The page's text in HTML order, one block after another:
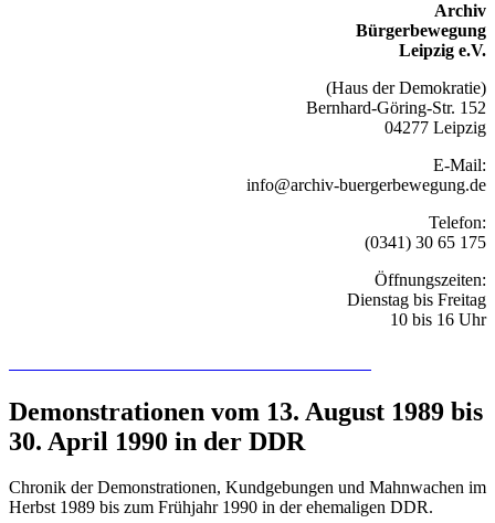
Archiv
Bürgerbewegung
Leipzig e.V.
(Haus der Demokratie)
Bernhard-Göring-Str. 152
04277 Leipzig
E-Mail:
info@archiv-buergerbewegung.de
Telefon:
(0341) 30 65 175
Öffnungszeiten:
Dienstag bis Freitag
10 bis 16 Uhr
Demonstrationen vom 13. August 1989 bis
30. April 1990 in der DDR
Chronik der Demonstrationen, Kundgebungen und Mahnwachen im
Herbst 1989 bis zum Frühjahr 1990 in der ehemaligen DDR.